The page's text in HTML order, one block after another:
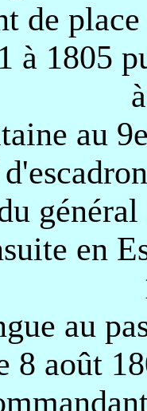
de
à 1805
au
en
au
8 août